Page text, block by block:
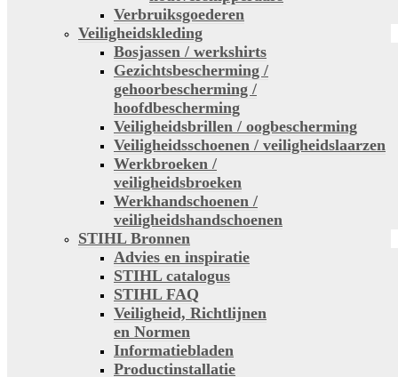
Verbruiksgoederen
Veiligheidskleding
Bosjassen / werkshirts
Gezichtsbescherming /
gehoorbescherming /
hoofdbescherming
Veiligheidsbrillen / oogbescherming
Veiligheidsschoenen / veiligheidslaarzen
Werkbroeken /
veiligheidsbroeken
Werkhandschoenen /
veiligheidshandschoenen
STIHL Bronnen
Advies en inspiratie
STIHL catalogus
STIHL FAQ
Veiligheid, Richtlijnen
en Normen
Informatiebladen
Productinstallatie